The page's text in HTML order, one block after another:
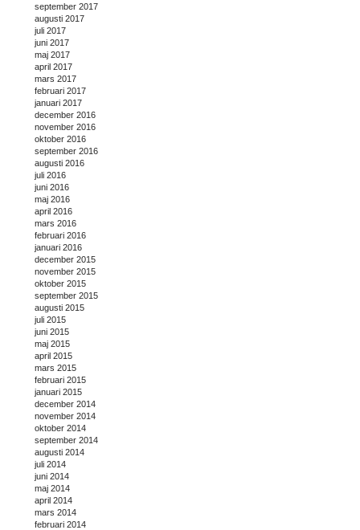
september 2017
augusti 2017
juli 2017
juni 2017
maj 2017
april 2017
mars 2017
februari 2017
januari 2017
december 2016
november 2016
oktober 2016
september 2016
augusti 2016
juli 2016
juni 2016
maj 2016
april 2016
mars 2016
februari 2016
januari 2016
december 2015
november 2015
oktober 2015
september 2015
augusti 2015
juli 2015
juni 2015
maj 2015
april 2015
mars 2015
februari 2015
januari 2015
december 2014
november 2014
oktober 2014
september 2014
augusti 2014
juli 2014
juni 2014
maj 2014
april 2014
mars 2014
februari 2014